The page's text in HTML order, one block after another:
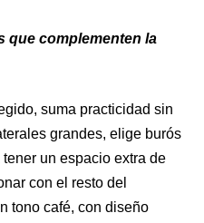
que complementen la
suma practicidad sin
grandes, elige burós
un espacio extra de
con el resto del
tono café, con diseño